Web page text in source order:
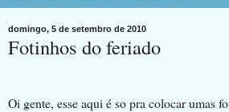
domingo, 5 de setembro de 2010
Fotinhos do feriado
Oi gente, esse aqui é so pra colocar umas